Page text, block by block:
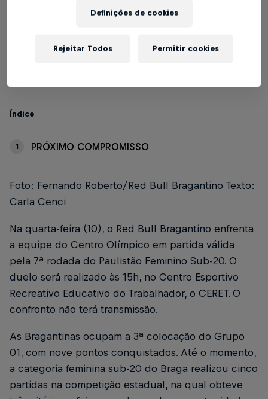
15h, no CERET
3 min de leitura
Published on 09.09.2025 · 14:30 UTC
Índice
1 PRÓXIMO COMPROMISSO
Foto: Fernando Roberto/Red Bull Bragantino Texto:
Carla Cenci
Na quarta-feira (10), o Red Bull Bragantino enfrenta
a equipe do Centro Olímpico em partida válida
pela 7ª rodada do Paulistão Feminino Sub-20. O
duelo será realizado às 15h, no Centro Esportivo
Recreativo Educativo do Trabalhador, o CERET. O
confronto não terá transmissão.
As Bragantinas ocupam a 3ª colocação do Grupo
01, com nove pontos conquistados. Até o momento,
a categoria feminina sub-20 do Braga realizou cinco
partidas na competição estadual, na qual obteve
Definições de cookies
Rejeitar Todos Permitir cookies